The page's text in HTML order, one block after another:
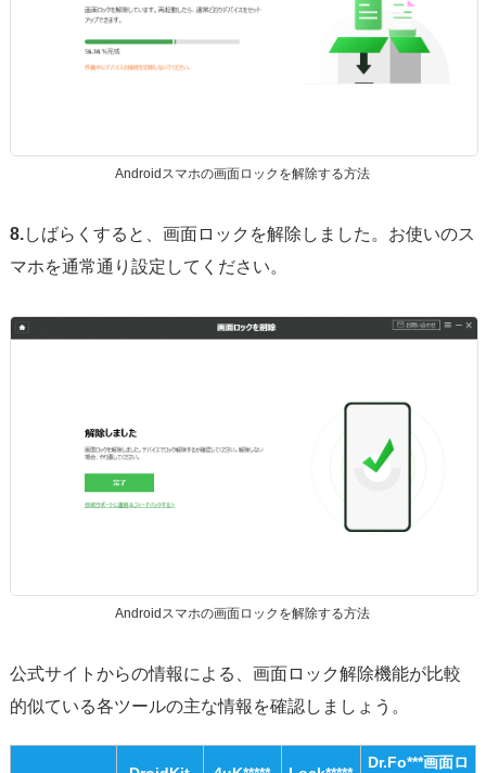
Androidスマホの画面ロックを解除する方法
8.しばらくすると、画面ロックを解除しました。お使いのス
マホを通常通り設定してください。
Androidスマホの画面ロックを解除する方法
公式サイトからの情報による、画面ロック解除機能が比較
的似ている各ツールの主な情報を確認しましょう。
Dr.Fo***画面ロ